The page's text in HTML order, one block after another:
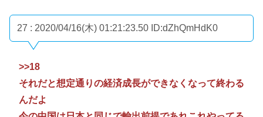
27 : 2020/04/16(木) 01:21:23.50 ID:dZhQmHdK0
>>18
それだと想定通りの経済成長ができなくなって終わる
んだよ